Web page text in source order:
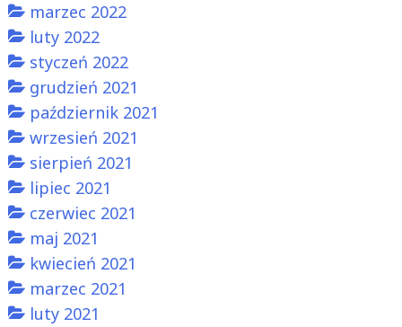
marzec 2022
luty 2022
styczeń 2022
grudzień 2021
październik 2021
wrzesień 2021
sierpień 2021
lipiec 2021
czerwiec 2021
maj 2021
kwiecień 2021
marzec 2021
luty 2021